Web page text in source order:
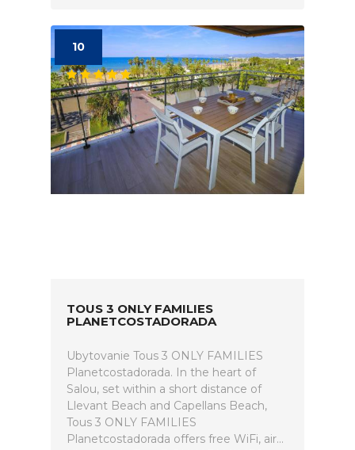
10
TOUS 3 ONLY FAMILIES
PLANETCOSTADORADA
Ubytovanie Tous 3 ONLY FAMILIES
Planetcostadorada. In the heart of
Salou, set within a short distance of
Llevant Beach and Capellans Beach,
Tous 3 ONLY FAMILIES
Planetcostadorada offers free WiFi, air...